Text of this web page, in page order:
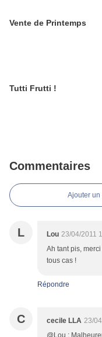
Vente de Printemps
Tutti Frutti !
Commentaires
Ajouter un
L Lou 23/04/2011
Ah tant pis,
tous cas !
Répondre
C cecile LLA 23/
@Lou :